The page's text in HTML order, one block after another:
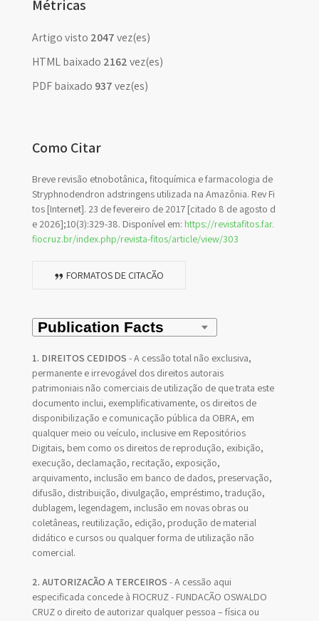
Métricas
Artigo visto 2047vez(es)
HTML baixado 2162vez(es)
PDF baixado 937vez(es)
Como Citar
Breve revisão etnobotânica, fitoquímica e farmacologia de
Stryphnodendron adstringens utilizada na Amazônia. Rev Fi
tos [Internet]. 23 de fevereiro de 2017 [citado 8 de agosto d
e 2026];10(3):329-38. Disponível em: https://revistafitos.far.
fiocruz.br/index.php/revista-fitos/article/view/303
FORMATOS DE CITAÇÃO
1. DIREITOS CEDIDOS - A cessão total não exclusiva,
permanente e irrevogável dos direitos autorais
patrimoniais não comerciais de utilização de que trata este
documento inclui, exemplificativamente, os direitos de
disponibilização e comunicação pública da OBRA, em
qualquer meio ou veículo, inclusive em Repositórios
Digitais, bem como os direitos de reprodução, exibição,
execução, declamação, recitação, exposição,
arquivamento, inclusão em banco de dados, preservação,
difusão, distribuição, divulgação, empréstimo, tradução,
dublagem, legendagem, inclusão em novas obras ou
coletâneas, reutilização, edição, produção de material
didático e cursos ou qualquer forma de utilização não
comercial.
2. AUTORIZAÇÃO A TERCEIROS - A cessão aqui
especificada concede à FIOCRUZ - FUNDAÇÃO OSWALDO
CRUZ o direito de autorizar qualquer pessoa – física ou